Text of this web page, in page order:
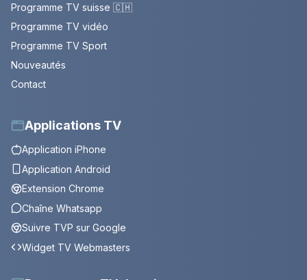
Programme TV suisse 🇨🇭
Programme TV vidéo
Programme TV Sport
Nouveautés
Contact
Applications TV
Application iPhone
Application Android
Extension Chrome
Chaîne Whatsapp
Suivre TVP sur Google
Widget TV Webmasters